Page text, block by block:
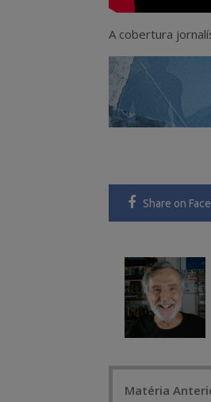
A cobertura
Share on
Matéria